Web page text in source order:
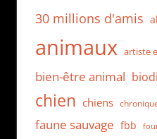
30 millions d'amis
animaux artiste
bien-être animal
chien chiens
faune sauvage fbb